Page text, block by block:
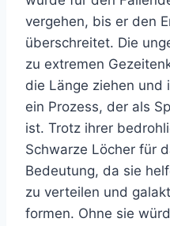
vergehen, bis er den
überschreitet. Die
zu extremen
die Länge ziehen und
ein Prozess, der als
ist. Trotz ihrer
Schwarze Löcher für
Bedeutung, da sie
zu verteilen und
formen. Ohne sie